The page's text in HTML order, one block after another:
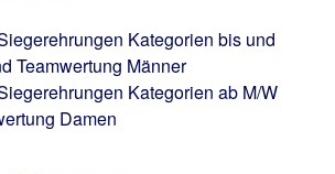
Kategorien bis und
Teamwertung Männer
Kategorien ab M/W
Damen